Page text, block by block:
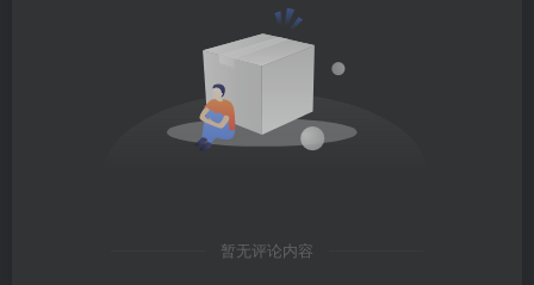
暂无评论内容